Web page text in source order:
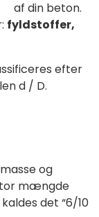
af din beton.
fyldstoffer,
efter
d / D.
og
mængde
det “6/10